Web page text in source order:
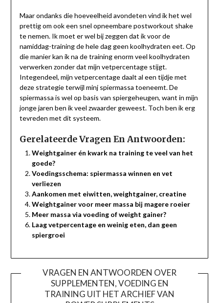
Maar ondanks die hoeveelheid avondeten vind ik het wel
prettig om ook een snel opneembare postworkout shake
te nemen. Ik moet er wel bij zeggen dat ik voor de
namiddag-training de hele dag geen koolhydraten eet. Op
die manier kan ik na de training enorm veel koolhydraten
verwerken zonder dat mijn vetpercentage stijgt.
Integendeel, mijn vetpercentage daalt al een tijdje met
deze strategie terwijl minj spiermassa toeneemt. De
spiermassa is wel op basis van spiergeheugen, want in mijn
jonge jaren ben ik veel zwaarder geweest. Toch ben ik erg
tevreden met dit systeem.
Gerelateerde Vragen En Antwoorden:
Weightgainer én kwark na training te veel van het
goede?
Voedingsschema: spiermassa winnen en vet
verliezen
Aankomen met eiwitten, weightgainer, creatine
Weightgainer voor meer massa bij magere roeier
Meer massa via voeding of weight gainer?
Laag vetpercentage en weinig eten, dan geen
spiergroei
VRAGEN EN ANTWOORDEN OVER
SUPPLEMENTEN, VOEDING EN
TRAINING UIT HET ARCHIEF VAN